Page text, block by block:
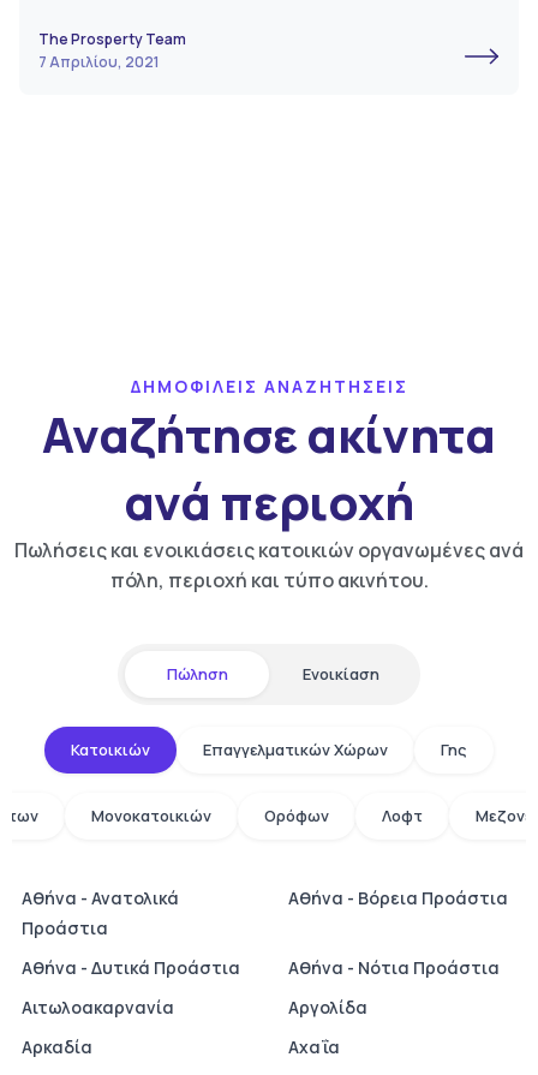
The Prosperty Team
7 Απριλίου, 2021
ΔΗΜΟΦΙΛΕΙΣ ΑΝΑΖΗΤΗΣΕΙΣ
Αναζήτησε ακίνητα
ανά περιοχή
Πωλήσεις και ενοικιάσεις κατοικιών οργανωμένες ανά
πόλη, περιοχή και τύπο ακινήτου.
Πώληση Ενοικίαση
Κατοικιών Επαγγελματικών Χώρων Γης
Μονοκατοικιών Ορόφων Λοφτ
Αθήνα - Ανατολικά
Προάστια
Αθήνα - Βόρεια Προάστια
Αθήνα - Δυτικά Προάστια
Αθήνα - Νότια Προάστια
Αιτωλοακαρνανία
Αργολίδα
Αρκαδία
Αχαΐα